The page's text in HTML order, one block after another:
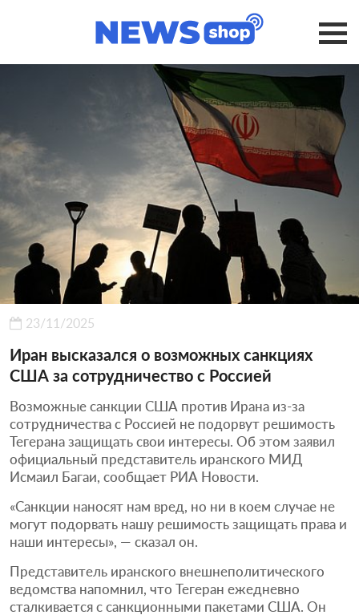
23/11/2025
Иран высказался о возможных санкциях
США за сотрудничество с Россией
Возможные санкции США против Ирана из-за
сотрудничества с Россией не подорвут решимость
Тегерана защищать свои интересы. Об этом заявил
официальный представитель иранского МИД
Исмаил Багаи, сообщает РИА Новости.
«Санкции наносят нам вред, но ни в коем случае не
могут подорвать нашу решимость защищать права и
наши интересы», — сказал он.
Представитель иранского внешнеполитического
ведомства напомнил, что Тегеран ежедневно
сталкивается с санкционными пакетами США. Он